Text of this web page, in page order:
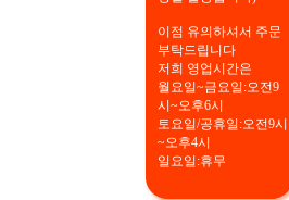
이점 유의하셔서 주문
부탁드립니다
저희 영업시간은
월요일~금요일:오전9
시~오후6시
토요일/공휴일:오전9시
~오후4시
일요일:휴무